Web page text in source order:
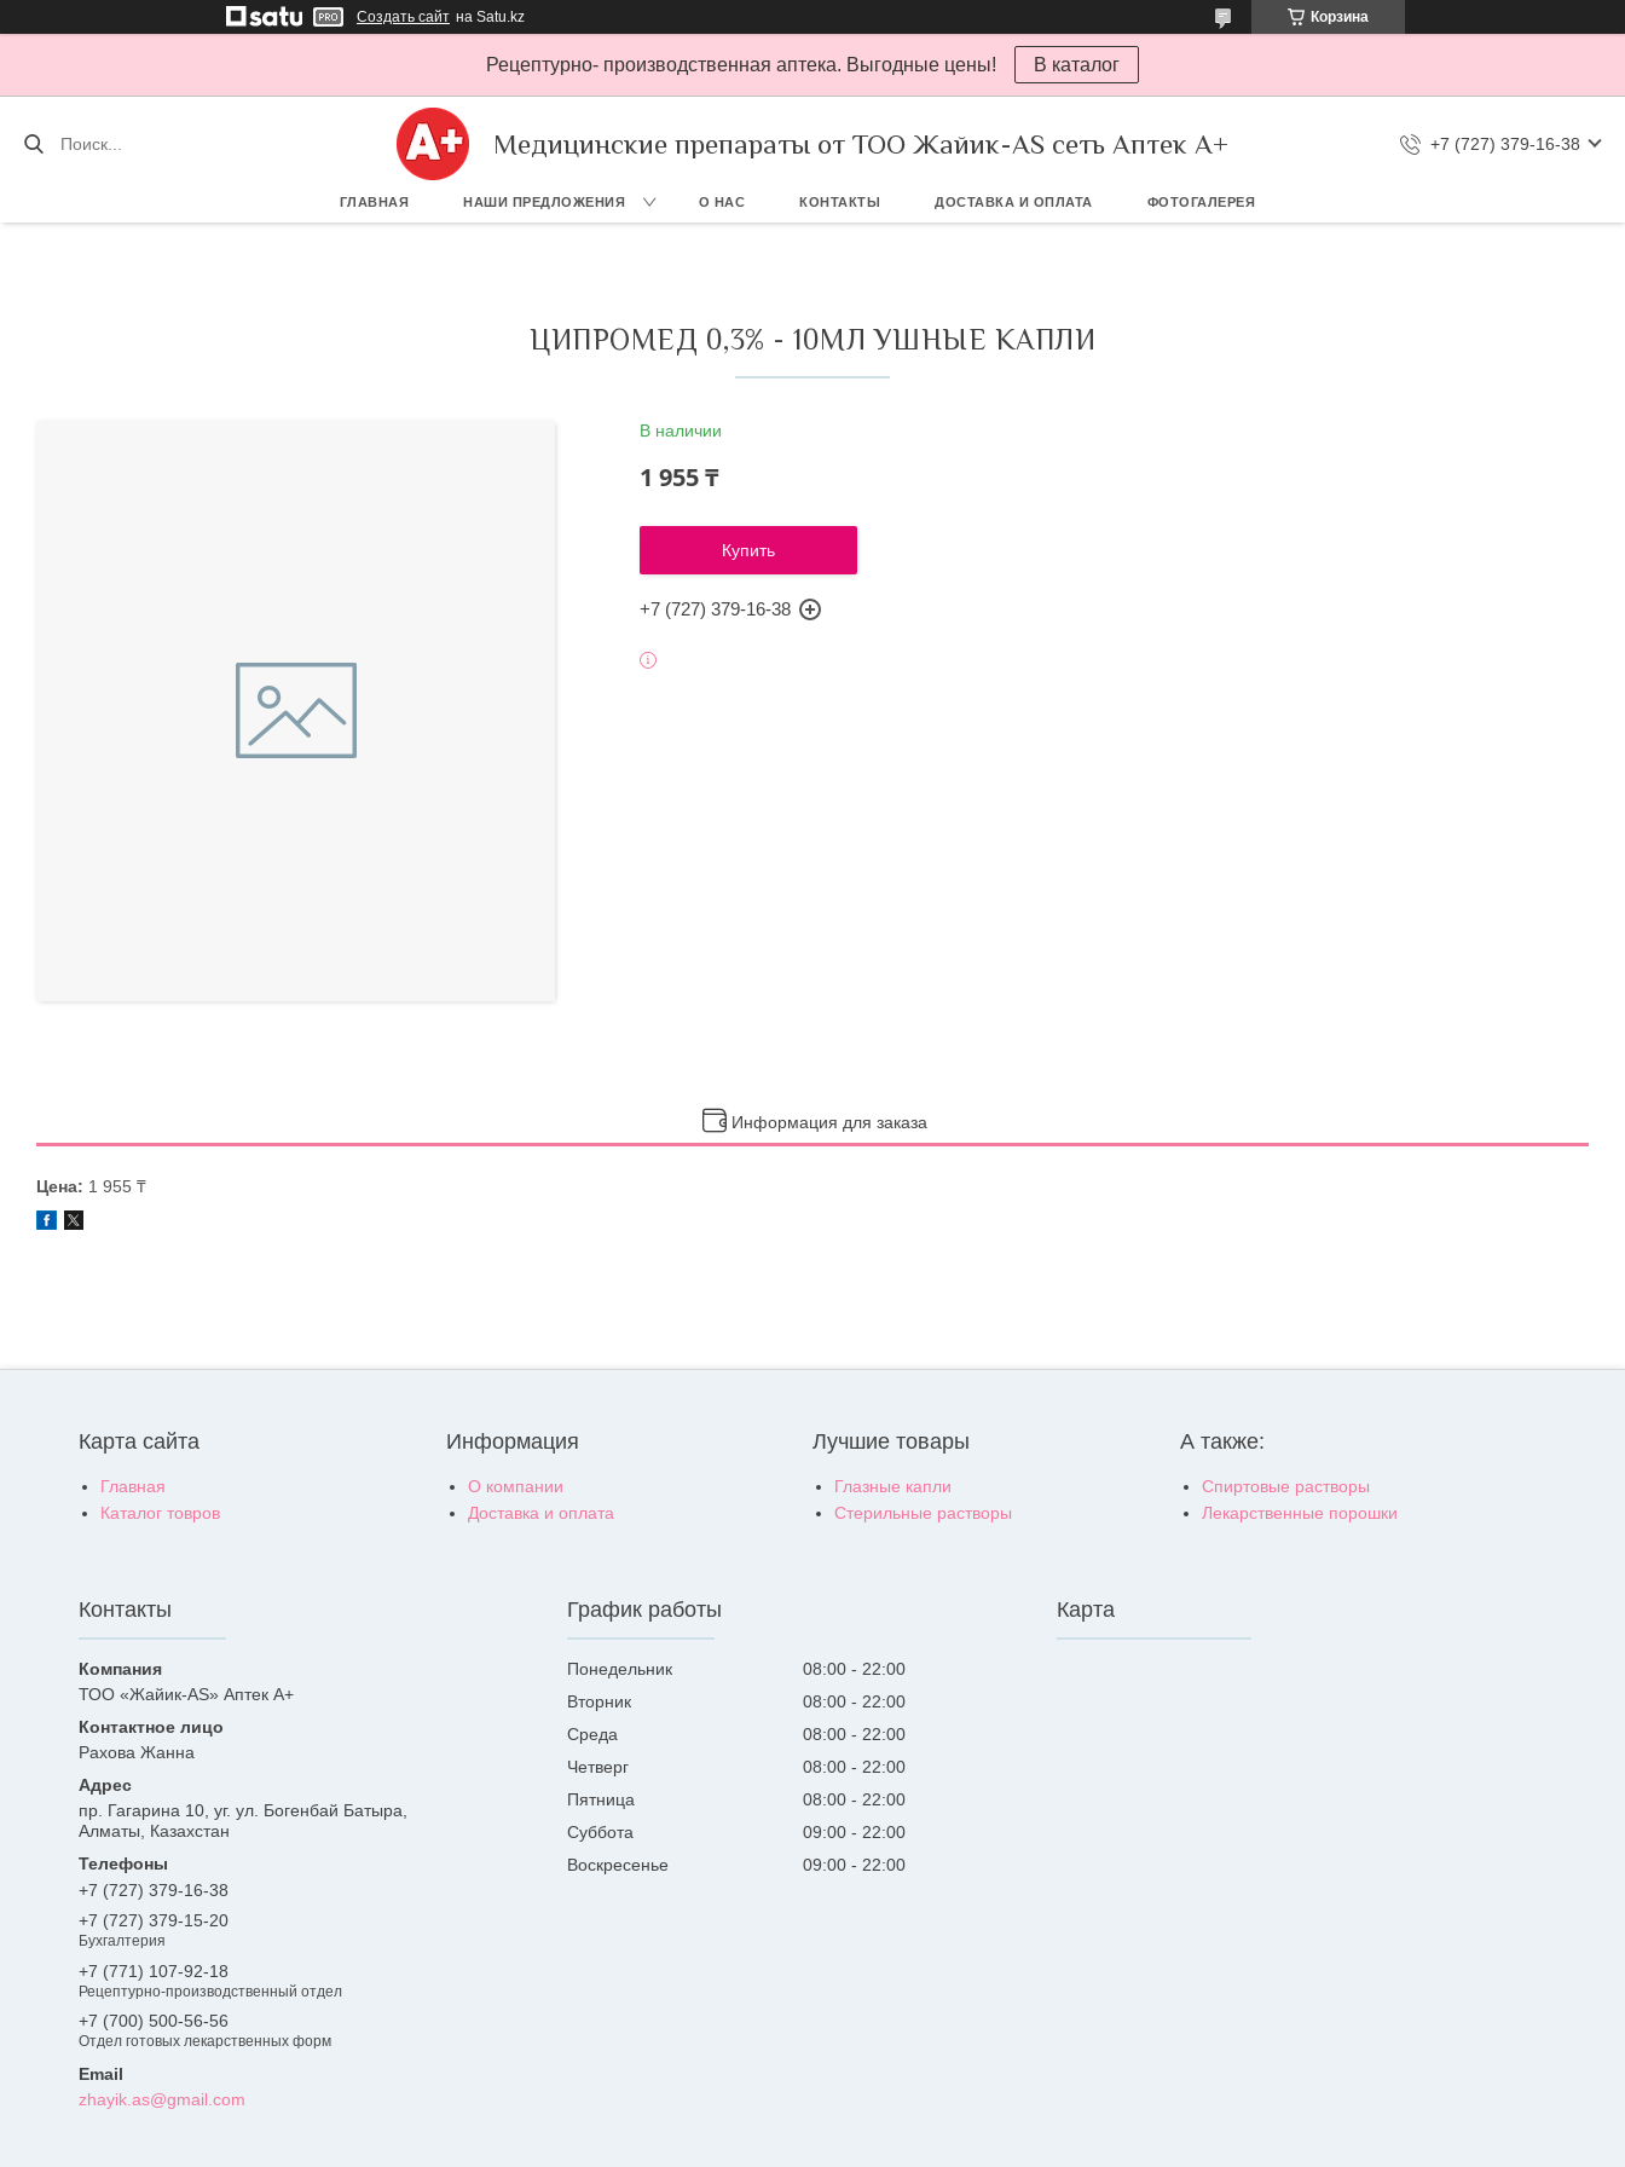
Создать сайт на Satu.kz Корзина
Рецептурно- производственная аптека. Выгодные цены! В каталог
Медицинские препараты от ТОО Жайик-AS сеть Аптек А+ +7 (727) 379-16-38
ГЛАВНАЯ НАШИ ПРЕДЛОЖЕНИЯ О НАС КОНТАКТЫ ДОСТАВКА И ОПЛАТА ФОТОГАЛЕРЕЯ
ЦИПРОМЕД 0,3% - 10МЛ УШНЫЕ КАПЛИ
В наличии
1 955 ₸
Купить
+7 (727) 379-16-38
Информация для заказа
Цена: 1 955 ₸
Карта сайта
Главная
Каталог товров
Информация
О компании
Доставка и оплата
Лучшие товары
Глазные капли
Стерильные растворы
А также:
Спиртовые растворы
Лекарственные порошки
Контакты
ТОО «Жайик-AS» Аптек А+
Рахова Жанна
пр. Гагарина 10, уг. ул. Богенбай Батыра,
Алматы, Казахстан
+7 (727) 379-16-38
+7 (727) 379-15-20
Бухгалтерия
+7 (771) 107-92-18
Рецептурно-производственный отдел
+7 (700) 500-56-56
Отдел готовых лекарственных форм
zhayik.as@gmail.com
График работы
Понедельник 08:00
22:00
Вторник
08:00
22:00
Среда
08:00
22:00
Четверг
08:00
22:00
Пятница
08:00
22:00
Суббота
09:00
22:00
Воскресенье
09:00 22:00
Карта